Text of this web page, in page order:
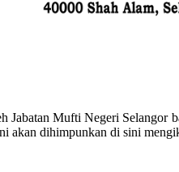
Mufti Negeri
akan dihimpunkan di sini